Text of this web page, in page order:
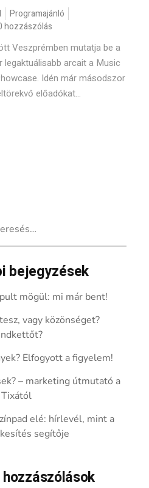
Programajánló
hozzászólás
Veszprémben mutatja be a
legaktuálisabb arcait a Music
Idén már másodszor
előadókat...
bejegyzések
mögül: mi már bent!
vagy közönséget?
Elfogyott a figyelem!
– marketing útmutató a
Tixától
elé: hírlevél, mint a
segítője